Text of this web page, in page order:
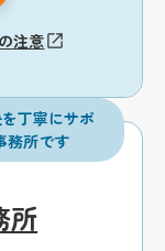
注意
丁寧にサポ
務所です
所